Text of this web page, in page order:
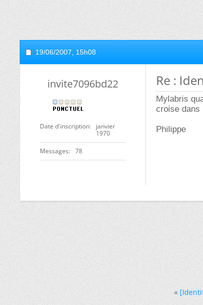
19/06/2007, 15h08
invite7096bd22
Date d'inscription
janvier
1970
Messages 78
Re :
Mylabris
croise dans
Philippe
«